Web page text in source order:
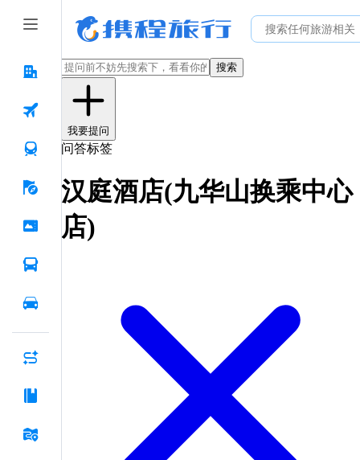
搜索
我要提问
问答标签
汉庭酒店(九华山换乘中心
店)